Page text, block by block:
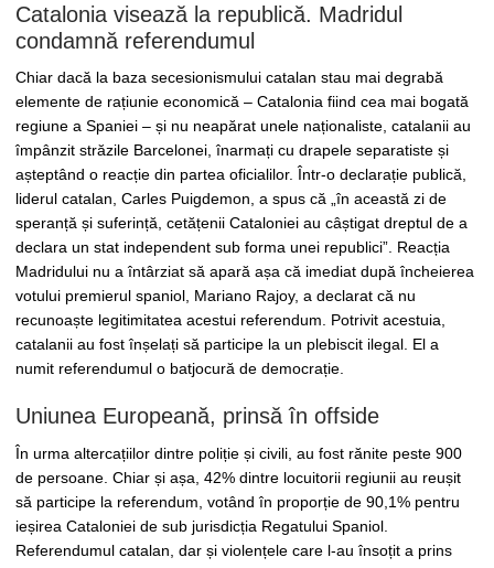
Catalonia visează la republică. Madridul
condamnă referendumul
Chiar dacă la baza secesionismului catalan stau mai degrabă
elemente de rațiunie economică – Catalonia fiind cea mai bogată
regiune a Spaniei – și nu neapărat unele naționaliste, catalanii au
împânzit străzile Barcelonei, înarmați cu drapele separatiste și
așteptând o reacție din partea oficialilor. Într-o declarație publică,
liderul catalan, Carles Puigdemon, a spus că „în această zi de
speranță și suferință, cetățenii Cataloniei au câștigat dreptul de a
declara un stat independent sub forma unei republici”. Reacția
Madridului nu a întârziat să apară așa că imediat după încheierea
votului premierul spaniol, Mariano Rajoy, a declarat că nu
recunoaște legitimitatea acestui referendum. Potrivit acestuia,
catalanii au fost înșelați să participe la un plebiscit ilegal. El a
numit referendumul o batjocură de democrație.
Uniunea Europeană, prinsă în offside
În urma altercațiilor dintre poliție și civili, au fost rănite peste 900
de persoane. Chiar și așa, 42% dintre locuitorii regiunii au reușit
să participe la referendum, votând în proporție de 90,1% pentru
ieșirea Cataloniei de sub jurisdicția Regatului Spaniol.
Referendumul catalan, dar și violențele care l-au însoțit a prins